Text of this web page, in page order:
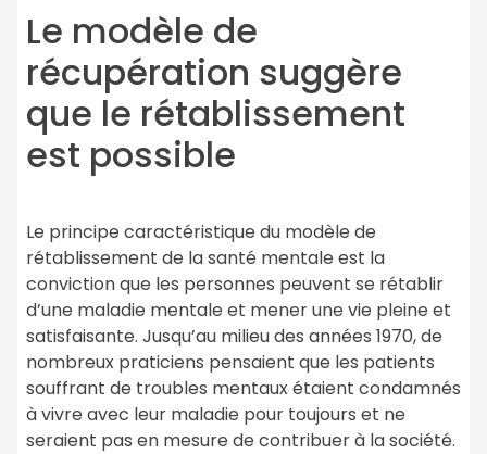
Le modèle de
récupération suggère
que le rétablissement
est possible
Le principe caractéristique du modèle de
rétablissement de la santé mentale est la
conviction que les personnes peuvent se rétablir
d’une maladie mentale et mener une vie pleine et
satisfaisante. Jusqu’au milieu des années 1970, de
nombreux praticiens pensaient que les patients
souffrant de troubles mentaux étaient condamnés
à vivre avec leur maladie pour toujours et ne
seraient pas en mesure de contribuer à la société.